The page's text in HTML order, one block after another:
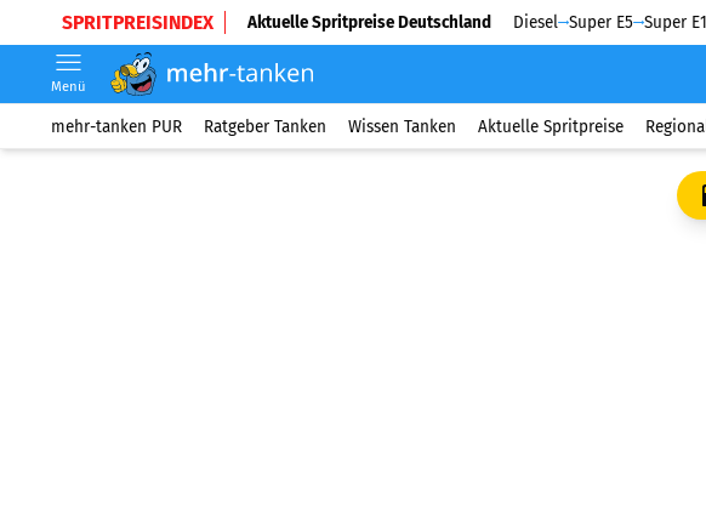
SPRITPREISINDEX Aktuelle Spritpreise Deutschland Diesel Super E5 Super
Menü
mehr-tanken PUR Ratgeber Tanken Wissen Tanken Aktuelle Spritpreise